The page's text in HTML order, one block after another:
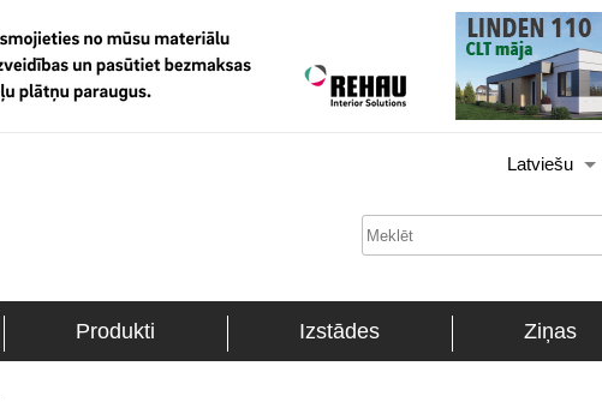
Latviešu
Produkti Izstādes Ziņas